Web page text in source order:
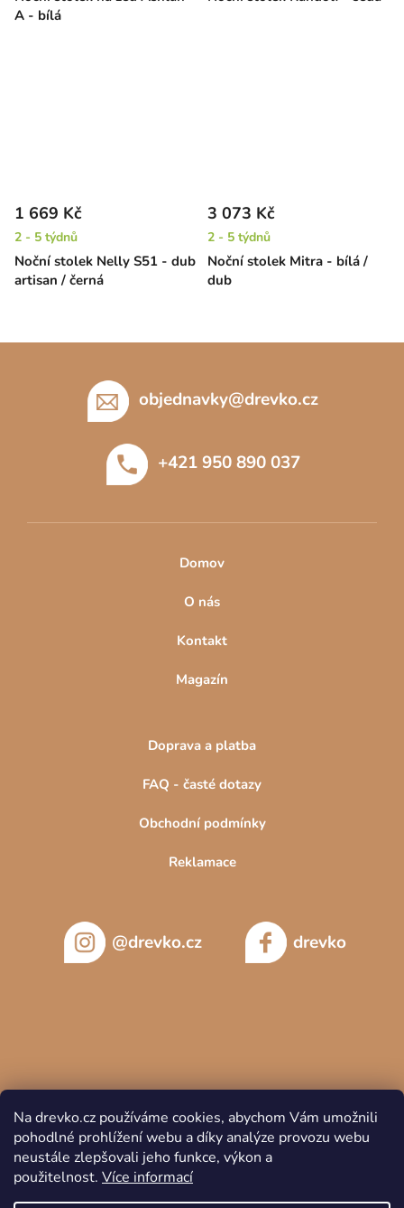
Na drevko.cz používáme cookies, abychom Vám umožnili
pohodlné prohlížení webu a díky analýze provozu webu
neustále zlepšovali jeho funkce, výkon a
použitelnost. Více informací
A - bílá
Noční stolek Nelly S51 - dub
artisan / černá
1 669 Kč
2 - 5 týdnů
Noční stolek Mitra - bílá /
dub
3 073 Kč
2 - 5 týdnů
objednavky@drevko.cz
+421 950 890 037
Domov
O nás
Kontakt
Magazín
Doprava a platba
FAQ - časté dotazy
Obchodní podmínky
Reklamace
@drevko.cz drevko